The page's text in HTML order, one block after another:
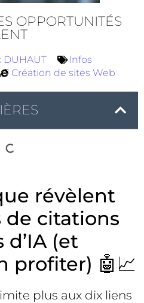
OPPORTUNITÉS
DUHAUT
Infos
Création de sites Web
révèlent
de citations
(et
profiter) 🤖📈
plus aux dix liens